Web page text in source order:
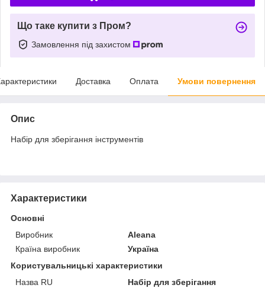
Що таке купити з Пром?
Замовлення під захистом
Доставка Оплата Умови повернення
Опис
Набір для зберігання інструментів
Характеристики
Основні
Виробник
Aleana
Країна виробник
Україна
Користувальницькі характеристики
Назва RU
Набір для зберігання